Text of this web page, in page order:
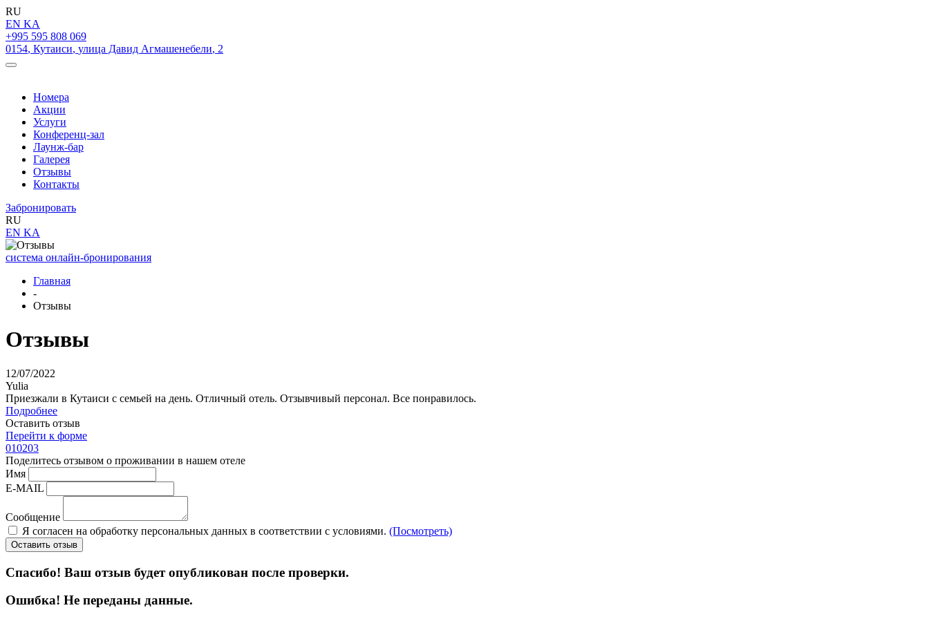
RU
EN KA
+995 595 808 069
0154, Кутаиси, улица Давид Агмашенебели, 2
Номера
Акции
Услуги
Конференц-зал
Лаунж-бар
Галерея
Отзывы
Контакты
Забронировать
RU
EN KA
система онлайн-бронирования
Главная
-
Отзывы
Отзывы
12/07/2022
Yulia
Приезжали в Кутаиси с семьей на день. Отличный отель. Отзывчивый персонал. Все понравилось.
Подробнее
Оставить отзыв
Перейти к форме
010203
Поделитесь отзывом о проживании в нашем отеле
Имя
E-MAIL
Сообщение
Я согласен на обработку персональных данных в соответствии с условиями. (Посмотреть)
Оставить отзыв
Спасибо! Ваш отзыв будет опубликован после проверки.
Ошибка! Не переданы данные.